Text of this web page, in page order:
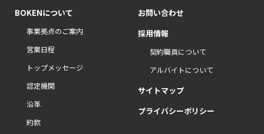
BOKENについて
事業拠点のご案内
営業日程
トップメッセージ
認定機関
沿革
約款
お問い合わせ
採用情報
契約職員について
アルバイトについて
サイトマップ
プライバシーポリシー